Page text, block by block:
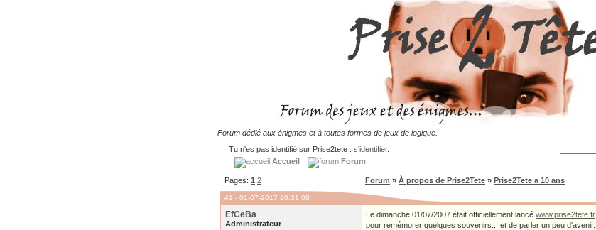
Forum dédié aux énigmes et à toutes formes de jeux de logique.
Tu n'es pas identifié sur Prise2tete : s'identifier.
Accueil
Forum
Pages: 1 2 Forum » À propos de Prise2Tete » Prise2Tete a 10 ans
#1 - 01-07-2017 20:31:08
EfCeBa
Administrateur
Le dimanche 01/07/2007 était officiellement lancé www.prise2tete.fr
pour remémorer quelques souvenirs... et de parler un peu d'avenir.